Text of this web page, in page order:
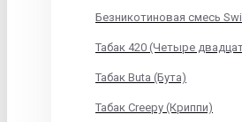
Безникотиновая смесь
Табак 420 (Четыре
Табак Buta (Бута)
Табак Creepy (Криппи)